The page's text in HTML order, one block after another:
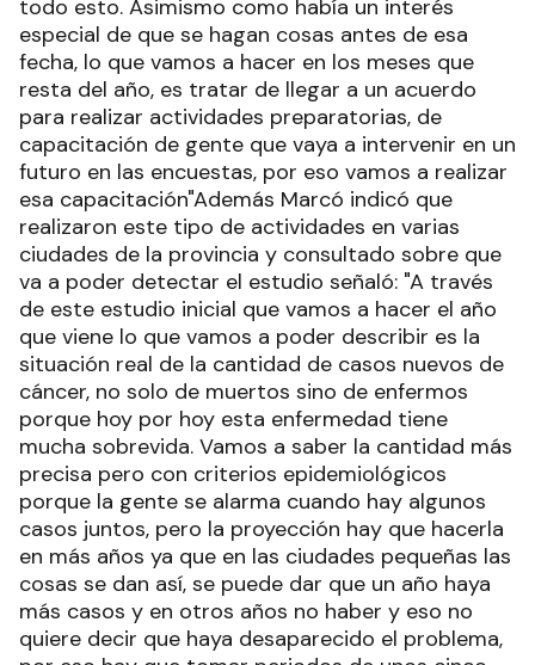
todo esto. Asimismo como había un interés
especial de que se hagan cosas antes de esa
fecha, lo que vamos a hacer en los meses que
resta del año, es tratar de llegar a un acuerdo
para realizar actividades preparatorias, de
capacitación de gente que vaya a intervenir en un
futuro en las encuestas, por eso vamos a realizar
esa capacitación"Además Marcó indicó que
realizaron este tipo de actividades en varias
ciudades de la provincia y consultado sobre que
va a poder detectar el estudio señaló: "A través
de este estudio inicial que vamos a hacer el año
que viene lo que vamos a poder describir es la
situación real de la cantidad de casos nuevos de
cáncer, no solo de muertos sino de enfermos
porque hoy por hoy esta enfermedad tiene
mucha sobrevida. Vamos a saber la cantidad más
precisa pero con criterios epidemiológicos
porque la gente se alarma cuando hay algunos
casos juntos, pero la proyección hay que hacerla
en más años ya que en las ciudades pequeñas las
cosas se dan así, se puede dar que un año haya
más casos y en otros años no haber y eso no
quiere decir que haya desaparecido el problema,